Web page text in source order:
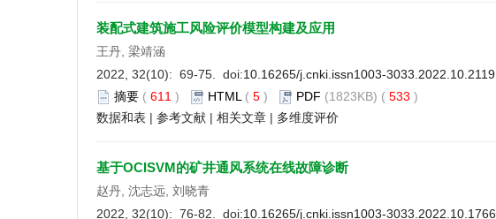
装配式建筑施工风险评价模型构建及应用
王丹, 梁靖涵
2022, 32(10): 69-75. doi:10.16265/j.cnki.issn1003-3033.2022.10.2119
摘要 ( 611 ) HTML ( 5 ) PDF (1823KB) ( 533 )
数据和表 | 参考文献 | 相关文章 | 多维度评价
基于OCISVM的矿井通风系统在线故障诊断
赵丹, 沈志远, 刘晓青
2022, 32(10): 76-82. doi:10.16265/j.cnki.issn1003-3033.2022.10.1766